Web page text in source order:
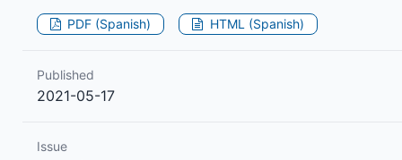
PDF (Spanish) HTML (Spanish)
Published
2021-05-17
Issue